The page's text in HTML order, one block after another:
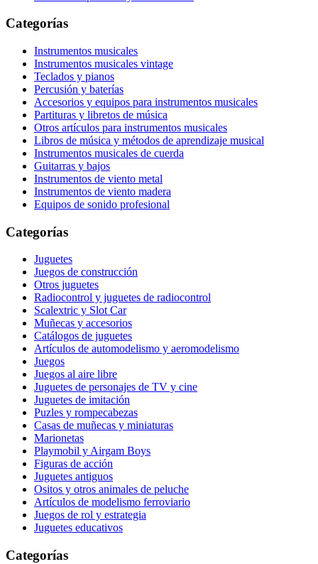
Categorías
Instrumentos musicales
Instrumentos musicales vintage
Teclados y pianos
Percusión y baterías
Accesorios y equipos para instrumentos musicales
Partituras y libretos de música
Otros artículos para instrumentos musicales
Libros de música y métodos de aprendizaje musical
Instrumentos musicales de cuerda
Guitarras y bajos
Instrumentos de viento metal
Instrumentos de viento madera
Equipos de sonido profesional
Categorías
Juguetes
Juegos de construcción
Otros juguetes
Radiocontrol y juguetes de radiocontrol
Scalextric y Slot Car
Muñecas y accesorios
Catálogos de juguetes
Artículos de automodelismo y aeromodelismo
Juegos
Juegos al aire libre
Juguetes de personajes de TV y cine
Juguetes de imitación
Puzles y rompecabezas
Casas de muñecas y miniaturas
Marionetas
Playmobil y Airgam Boys
Figuras de acción
Juguetes antiguos
Ositos y otros animales de peluche
Artículos de modelismo ferroviario
Juegos de rol y estrategia
Juguetes educativos
Categorías